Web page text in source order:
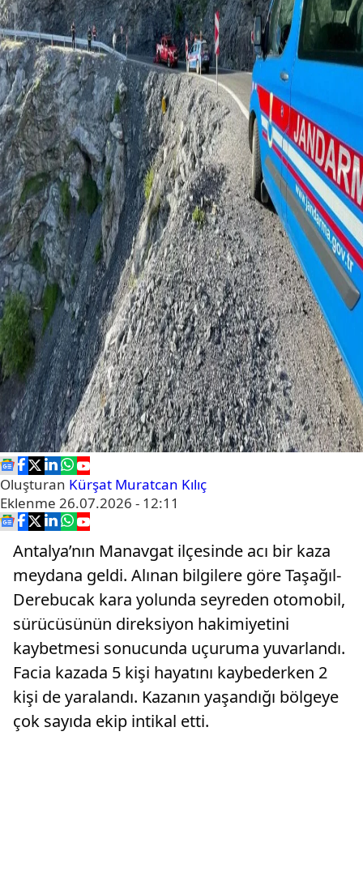
Oluşturan Kürşat Muratcan Kılıç
Eklenme 26.07.2026 - 12:11
Antalya’nın Manavgat ilçesinde acı bir kaza
meydana geldi. Alınan bilgilere göre Taşağıl-
Derebucak kara yolunda seyreden otomobil,
sürücüsünün direksiyon hakimiyetini
kaybetmesi sonucunda uçuruma yuvarlandı.
Facia kazada 5 kişi hayatını kaybederken 2
kişi de yaralandı. Kazanın yaşandığı bölgeye
çok sayıda ekip intikal etti.